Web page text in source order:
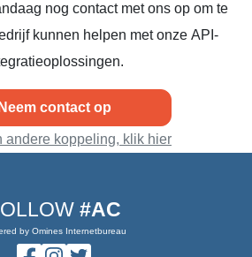
nog contact met ons op om te
kunnen helpen met onze API-
Neem contact op
andere koppeling, klik hier
#AC
by Omines Internetbureau